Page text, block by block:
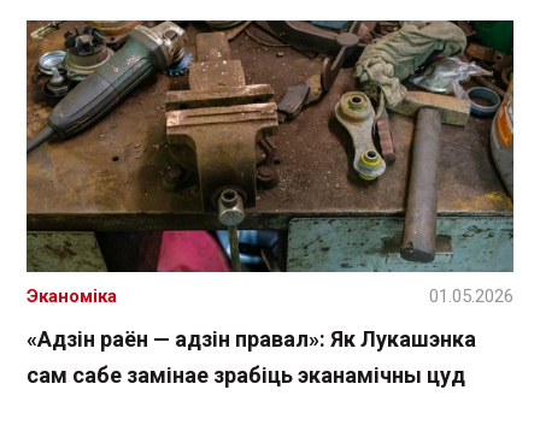
«Адзін раён — адзін правал»: Як Лукашэнка
сам сабе замінае зрабіць эканамічны цуд
Эканоміка 01.05.2026